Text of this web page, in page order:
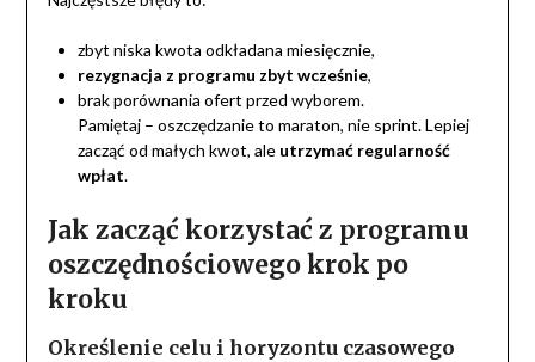
zbyt niska kwota odkładana miesięcznie,
rezygnacja z programu zbyt wcześnie,
brak porównania ofert przed wyborem.
Pamiętaj – oszczędzanie to maraton, nie sprint. Lepiej
zacząć od małych kwot, ale utrzymać regularność
wpłat.
Jak zacząć korzystać z programu
oszczędnościowego krok po
kroku
Określenie celu i horyzontu czasowego